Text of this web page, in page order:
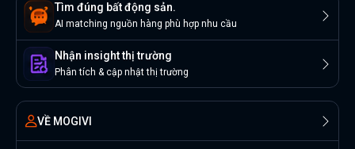
Tìm đúng bất động sản.
AI matching nguồn hàng phù hợp nhu cầu
Nhận insight thị trường
Phân tích & cập nhật thị trường
VỀ MOGIVI